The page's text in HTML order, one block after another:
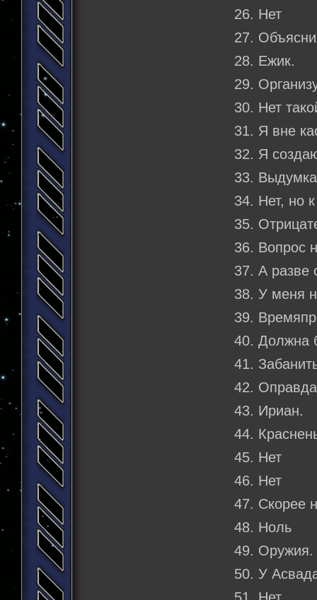
26. Нет
27.
28. Ежик.
29.
30. Нет
31. Я вне
32. Я
33.
34. Нет, но
35.
36. Вопрос
37. А разве
38. У меня
39.
40. Должна
41.
42.
43. Ириан.
44.
45. Нет
46. Нет
47. Скорее
48. Ноль
49. Оружия.
50. У